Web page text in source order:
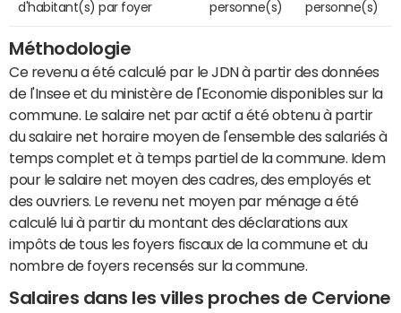
d'habitant(s) par foyer
personne(s)
personne(s)
Méthodologie
Ce revenu a été calculé par le JDN à partir des données
de l'Insee et du ministère de l'Economie disponibles sur la
commune. Le salaire net par actif a été obtenu à partir
du salaire net horaire moyen de l'ensemble des salariés à
temps complet et à temps partiel de la commune. Idem
pour le salaire net moyen des cadres, des employés et
des ouvriers. Le revenu net moyen par ménage a été
calculé lui à partir du montant des déclarations aux
impôts de tous les foyers fiscaux de la commune et du
nombre de foyers recensés sur la commune.
Salaires dans les villes proches de Cervione